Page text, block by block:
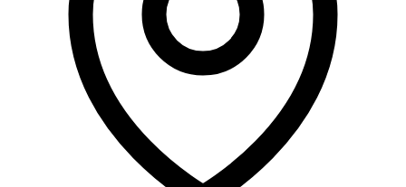
Черкаська область
Чернівецька область
Чернігівська область
Особи відповідальні за контактування з
питань укладення договорів
Вивчаємо жестову мову
Дитяча сторінка
Новини про жестову мову